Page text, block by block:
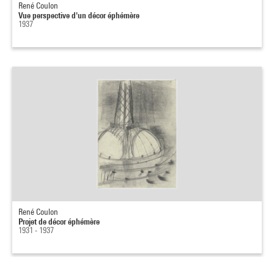
René Coulon
Vue perspective d'un décor éphémère
1937
René Coulon
Projet de décor éphémère
1931 - 1937